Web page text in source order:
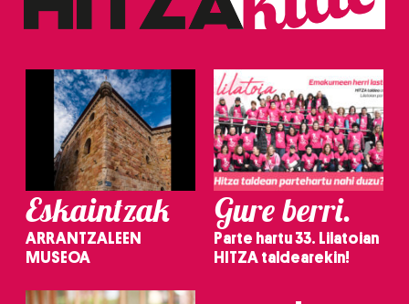
Eskaintzak
ARRANTZALEEN
MUSEOA
Gure berri.
Parte hartu 33. Lilatoian
HITZA taldearekin!